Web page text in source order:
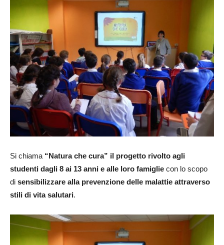
Si chiama“Natura che cura” il progetto rivolto agli
studenti dagli 8 ai 13 anni e alle loro famiglie con lo scopo
di sensibilizzare alla prevenzione delle malattie attraverso
stili di vita salutari.